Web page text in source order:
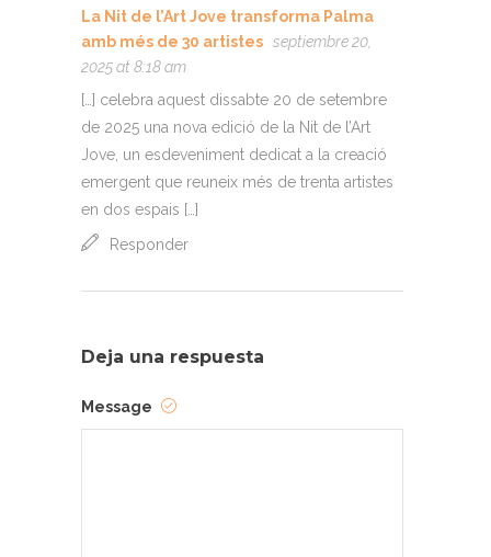
La Nit de l’Art Jove transforma Palma
amb més de 30 artistes septiembre 20,
2025 at 8:18 am
[…] celebra aquest dissabte 20 de setembre
de 2025 una nova edició de la Nit de l’Art
Jove, un esdeveniment dedicat a la creació
emergent que reuneix més de trenta artistes
en dos espais […]
Responder
Deja una respuesta
Message